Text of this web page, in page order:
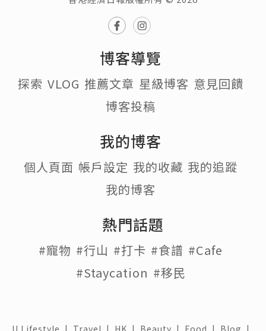
博客導覽
探索 VLOG 推薦文章 星級博客 意見回饋
博客投稿
我的博客
個人頁面 帳戶設定 我的收藏 我的追蹤
我的博客
熱門話題
#寵物 #行山 #打卡 #食譜 #Cafe
#Staycation #移民